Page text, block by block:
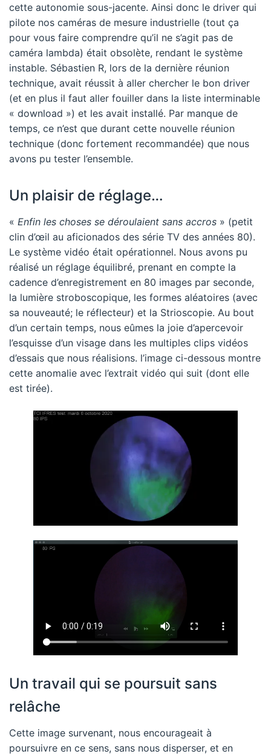
cette autonomie sous-jacente. Ainsi donc le driver qui
pilote nos caméras de mesure industrielle (tout ça
pour vous faire comprendre qu’il ne s’agit pas de
caméra lambda) était obsolète, rendant le système
instable. Sébastien R, lors de la dernière réunion
technique, avait réussit à aller chercher le bon driver
(et en plus il faut aller fouiller dans la liste interminable
« download ») et les avait installé. Par manque de
temps, ce n’est que durant cette nouvelle réunion
technique (donc fortement recommandée) que nous
avons pu tester l’ensemble.
Un plaisir de réglage…
« Enfin les choses se déroulaient sans accros » (petit
clin d’œil au aficionados des série TV des années 80).
Le système vidéo était opérationnel. Nous avons pu
réalisé un réglage équilibré, prenant en compte la
cadence d’enregistrement en 80 images par seconde,
la lumière stroboscopique, les formes aléatoires (avec
sa nouveauté; le réflecteur) et la Strioscopie. Au bout
d’un certain temps, nous eûmes la joie d’apercevoir
l’esquisse d’un visage dans les multiples clips vidéos
d’essais que nous réalisions. l’image ci-dessous montre
cette anomalie avec l’extrait vidéo qui suit (dont elle
est tirée).
Un travail qui se poursuit sans
relâche
Cette image survenant, nous encourageait à
poursuivre en ce sens, sans nous disperser, et en